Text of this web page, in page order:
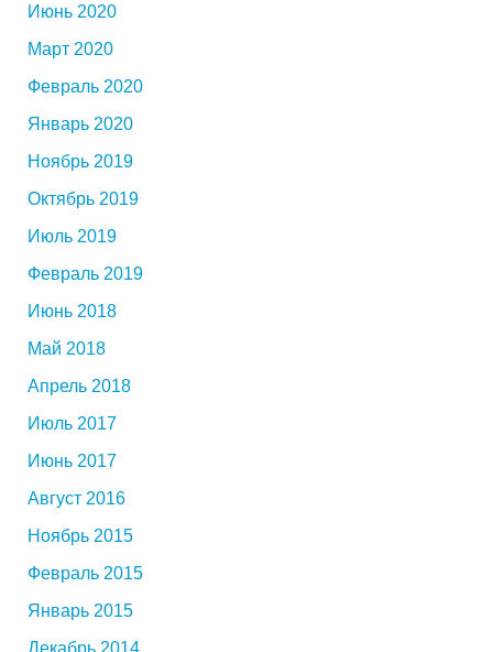
Июнь 2020
Март 2020
Февраль 2020
Январь 2020
Ноябрь 2019
Октябрь 2019
Июль 2019
Февраль 2019
Июнь 2018
Май 2018
Апрель 2018
Июль 2017
Июнь 2017
Август 2016
Ноябрь 2015
Февраль 2015
Январь 2015
Декабрь 2014